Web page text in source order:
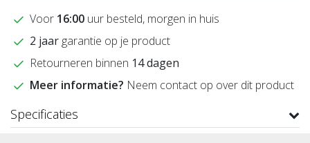
Voor 16:00 uur besteld, morgen in huis
2 jaargarantie op je product
Retourneren binnen 14 dagen
Meer informatie? Neem contact op over dit product
Specificaties